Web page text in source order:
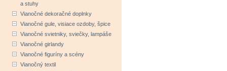
a stuhy
Vianočné dekoračné doplnky
Vianočné gule, visiace ozdoby, špice
Vianočné svietniky, sviečky, lampáše
Vianočné girlandy
Vianočné figuríny a scény
Vianočný textil